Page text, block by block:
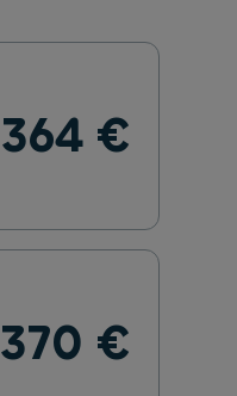
364 €
370 €